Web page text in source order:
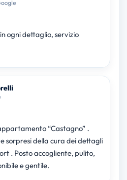
ogni dettaglio, servizio
“Castagno” .
sorpresi della cura dei dettagli
. Posto accogliente, pulito,
e gentile.